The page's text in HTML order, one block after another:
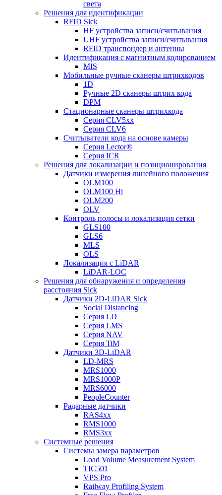
света
Решения для идентификации
RFID Sick
HF устройства записи/считывания
UHF устройства записи/считывания
RFID транспондер и антенны
Идентификация с магнитным кодированием
MIS
Мобильные ручные сканеры штрихкодов
1D
Ручные 2D сканеры штрих кода
DPM
Стационарные сканеры штрихкода
Серия CLV5xx
Серия CLV6
Считыватели кода на основе камеры
Серия Lector®
Серия ICR
Решения для локализации и позиционирования
Датчики измерения линейного положения
OLM100
OLM100 Hi
OLM200
OLV
Контроль полосы и локализация сетки
GLS100
GLS6
MLS
OLS
Локализация с LiDAR
LiDAR-LOC
Решения для обнаружения и определения
расстояния Sick
Датчики 2D-LiDAR Sick
Social Distancing
Серия LD
Серия LMS
Серия NAV
Серия TiM
Датчики 3D-LiDAR
LD-MRS
MRS1000
MRS1000P
MRS6000
PeopleCounter
Радарные датчики
RAS4xx
RMS1000
RMS3xx
Системные решения
Системы замера параметров
Load Volume Measurement System
TIC501
VPS Pro
Railway Profiling System